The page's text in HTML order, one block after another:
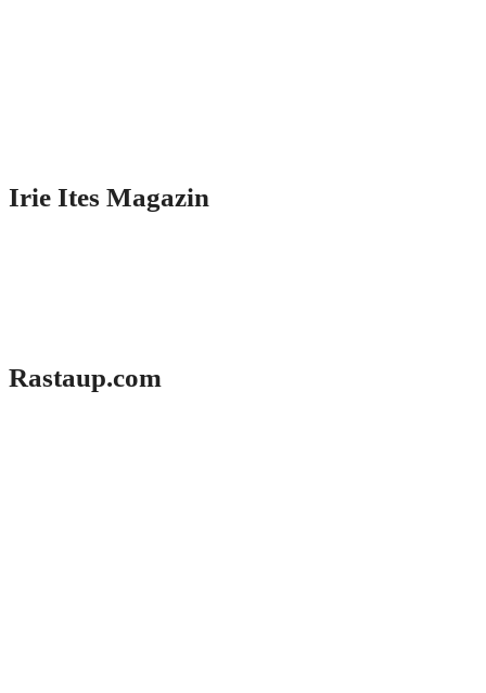
Irie Ites Magazin
Rastaup.com